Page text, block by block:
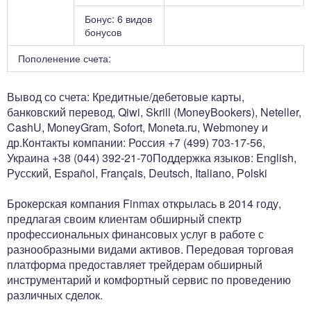
Бонус: 6 видов
бонусов
Пополенение счета:
Вывод со счета: Кредитные/дебетовые карты,
банковский перевод, Qiwi, Skrill (MoneyBookers), Neteller,
CashU, MoneyGram, Sofort, Moneta.ru, Webmoney и
др.Контакты компании: Россия +7 (499) 703-17-56,
Украина +38 (044) 392-21-70Поддержка языков: English,
Русский, Español, Français, Deutsch, Italiano, Polski
Брокерская компания Finmax открылась в 2014 году,
предлагая своим клиентам обширный спектр
профессиональных финансовых услуг в работе с
разнообразными видами активов. Передовая торговая
платформа предоставляет трейдерам обширный
инструментарий и комфортный сервис по проведению
различных сделок.